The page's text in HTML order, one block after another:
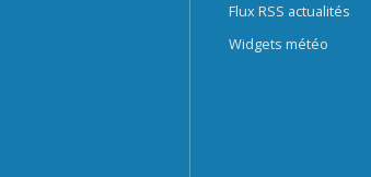
Flux RSS actualités
Widgets météo